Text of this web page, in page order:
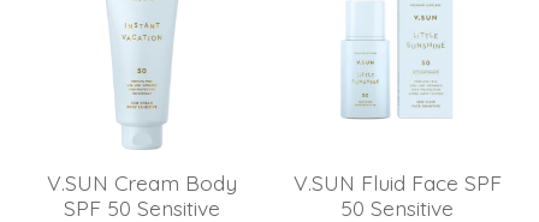
V.SUN Cream Body
SPF 50 Sensitive
V.SUN Fluid Face SPF
50 Sensitive